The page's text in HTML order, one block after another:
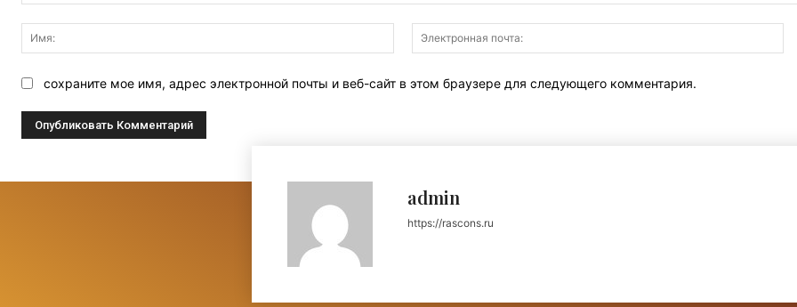
Имя:
сохраните мое имя, адрес электронной почты и веб-сайт в этом браузере для следующего комментария.
admin
https://rascons.ru